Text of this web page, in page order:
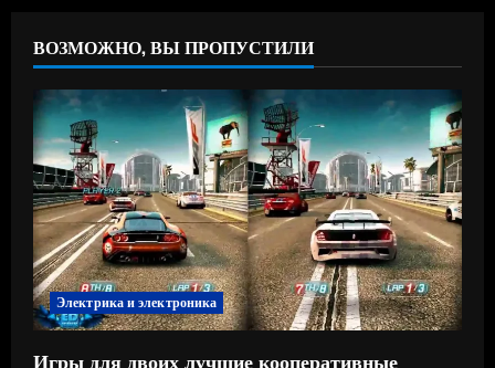
ВОЗМОЖНО, ВЫ ПРОПУСТИЛИ
Электрика и электроника
Игры для двоих лучшие кооперативные